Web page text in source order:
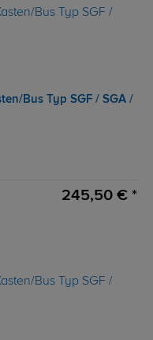
Bus Typ SGF / SGA /
245,50 € *